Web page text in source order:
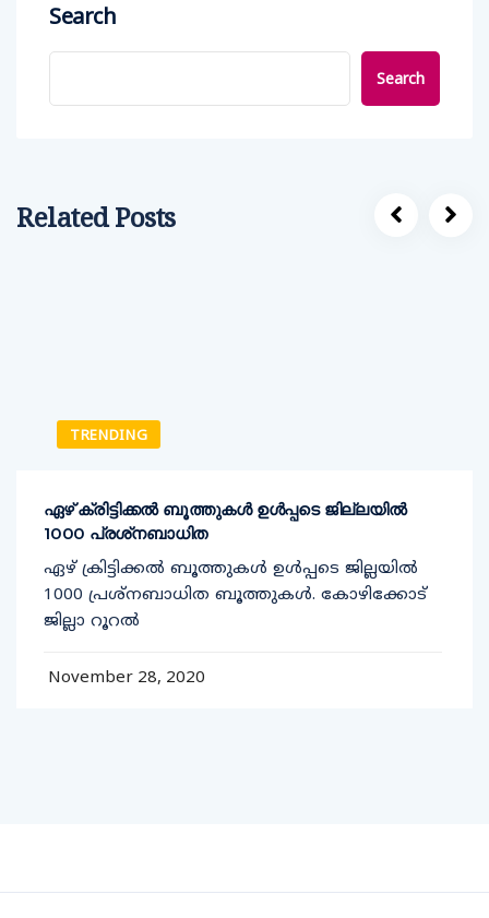
Search
Search
Related Posts
TRENDING
ഏഴ് ക്രിട്ടിക്കല്‍ ബൂത്തുകള്‍ ഉള്‍പ്പടെ ജില്ലയില്‍
1000 പ്രശ്‌നബാധിത
ഏഴ് ക്രിട്ടിക്കല്‍ ബൂത്തുകള്‍ ഉള്‍പ്പടെ ജില്ലയില്‍
1000 പ്രശ്‌നബാധിത ബൂത്തുകള്‍. കോഴിക്കോട്
ജില്ലാ റൂറല്‍
November 28, 2020